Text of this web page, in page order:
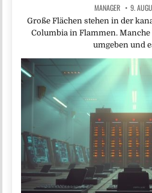
MANAGER 9.
Große Flächen stehen in der
Columbia in Flammen.
umgeben und